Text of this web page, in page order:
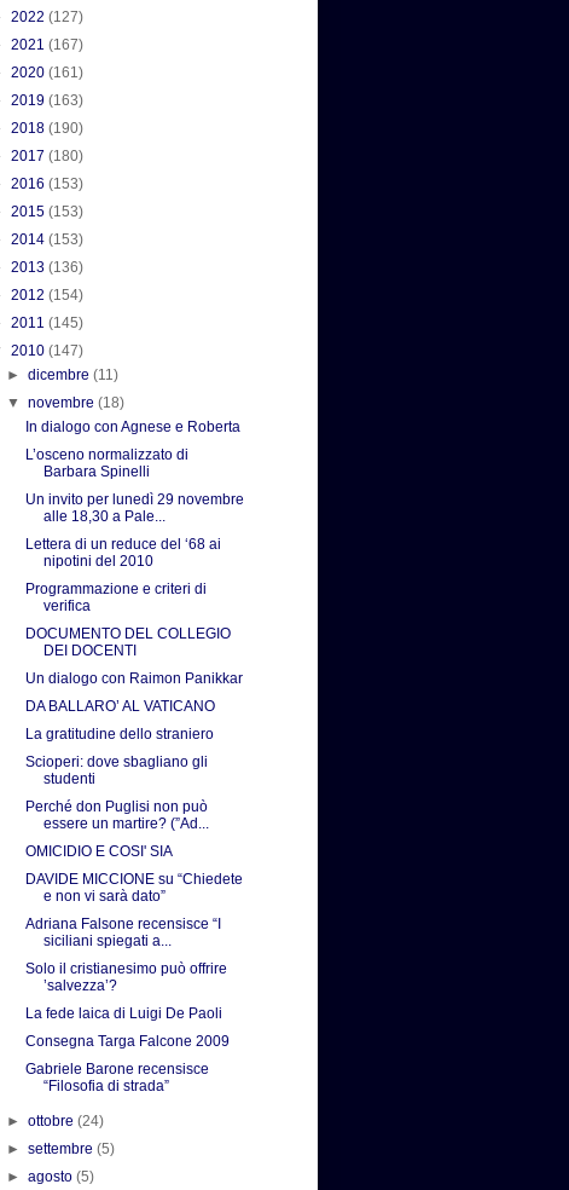
2022 (127)
2021 (167)
2020 (161)
2019 (163)
2018 (190)
2017 (180)
2016 (153)
2015 (153)
2014 (153)
2013 (136)
2012 (154)
2011 (145)
2010 (147)
►dicembre(11)
▼novembre(18)
In dialogo con Agnese e Roberta
L’osceno normalizzato di
Barbara Spinelli
Un invito per lunedì 29 novembre
alle 18,30 a Pale...
Lettera di un reduce del ‘68 ai
nipotini del 2010
Programmazione e criteri di
verifica
DOCUMENTO DEL COLLEGIO
DEI DOCENTI
Un dialogo con Raimon Panikkar
DA BALLARO’ AL VATICANO
La gratitudine dello straniero
Scioperi: dove sbagliano gli
studenti
Perché don Puglisi non può
essere un martire? (”Ad...
OMICIDIO E COSI' SIA
DAVIDE MICCIONE su “Chiedete
e non vi sarà dato”
Adriana Falsone recensisce “I
siciliani spiegati a...
Solo il cristianesimo può offrire
’salvezza’?
La fede laica di Luigi De Paoli
Consegna Targa Falcone 2009
Gabriele Barone recensisce
“Filosofia di strada”
►ottobre(24)
►settembre(5)
►agosto(5)